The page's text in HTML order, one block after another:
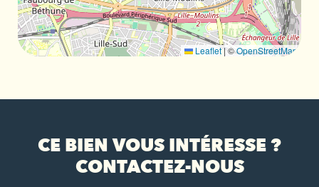
Leaflet |©OpenStreetMap
CE BIEN VOUS INTÉRESSE ?
CONTACTEZ-NOUS